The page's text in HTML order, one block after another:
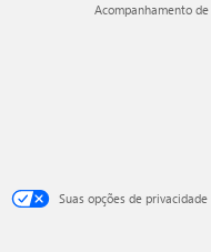
Acompanhamento
Suas opções de privacidade